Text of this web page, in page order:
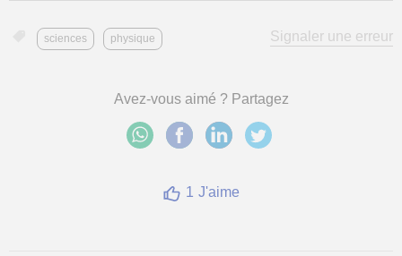
sciences physique Signaler une erreur
Avez-vous aimé ? Partagez
1 J'aime